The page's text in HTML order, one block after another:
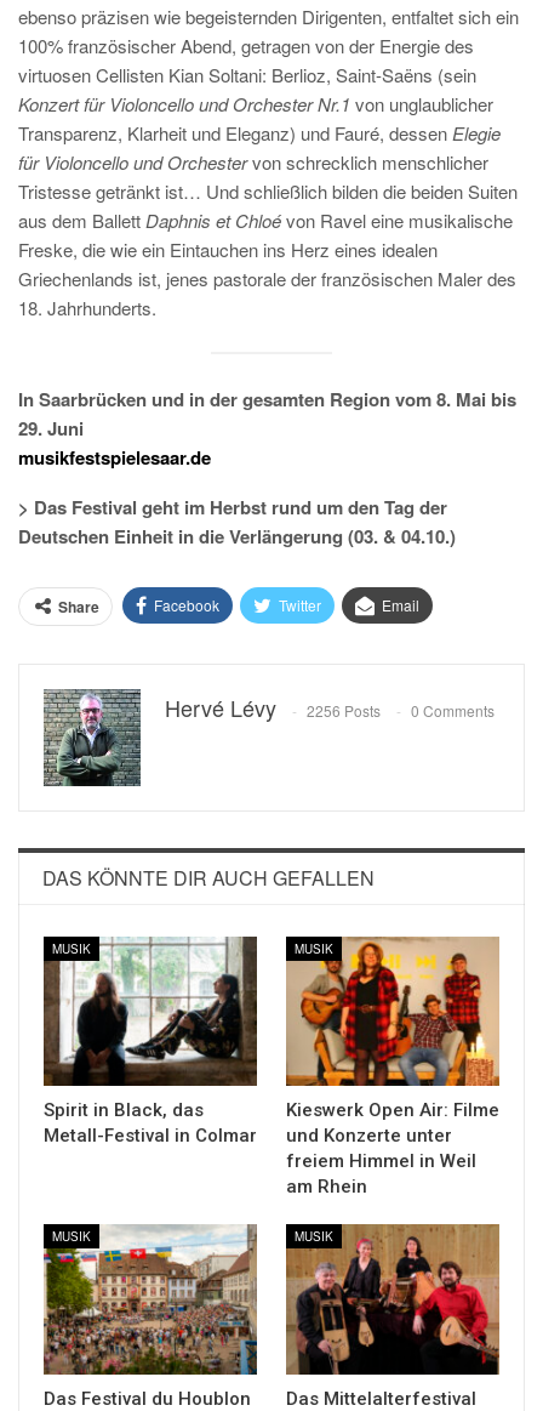
ebenso präzisen wie begeisternden Dirigenten, entfaltet sich ein
100% französischer Abend, getragen von der Energie des
virtuosen Cellisten Kian Soltani: Berlioz, Saint-Saëns (sein
Konzert für Violoncello und Orchester Nr.1 von unglaublicher
Transparenz, Klarheit und Eleganz) und Fauré, dessen Elegie
für Violoncello und Orchestervon schrecklich menschlicher
Tristesse getränkt ist… Und schließlich bilden die beiden Suiten
aus dem Ballett Daphnis et Chloévon Ravel eine musikalische
Freske, die wie ein Eintauchen ins Herz eines idealen
Griechenlands ist, jenes pastorale der französischen Maler des
18. Jahrhunderts.
In Saarbrücken und in der gesamten Region vom 8. Mai bis
29. Juni
musikfestspielesaar.de
> Das Festival geht im Herbst rund um den Tag der
Deutschen Einheit in die Verlängerung (03. & 04.10.)
Share Facebook Twitter Email
Hervé Lévy 2256 Posts 0 Comments
DAS KÖNNTE DIR AUCH GEFALLEN
MUSIK
Spirit in Black, das
Metall-Festival in Colmar
MUSIK
Kieswerk Open Air: Filme
und Konzerte unter
freiem Himmel in Weil
am Rhein
MUSIK
Das Festival du Houblon
MUSIK
Das Mittelalterfestival